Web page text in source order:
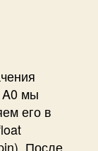
A0 мы
его в
. После